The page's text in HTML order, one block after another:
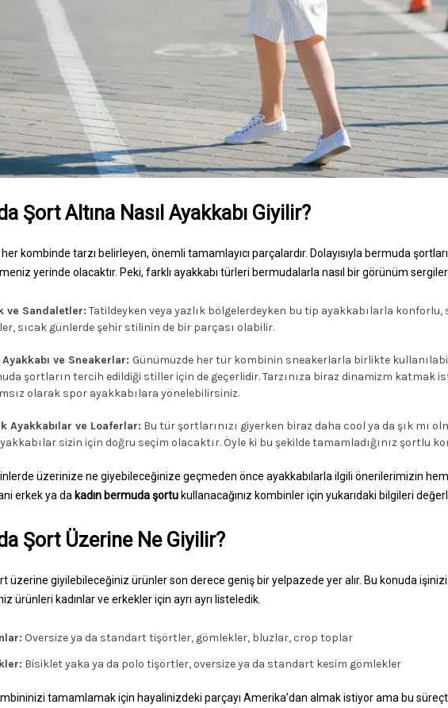
Şort Altına Nasıl Ayakkabı Giyilir?
her kombinde tarzı belirleyen, önemli tamamlayıcı parçalardır. Dolayısıyla bermuda
yerinde olacaktır. Peki, farklı ayakkabı türleri bermudalarla nasıl bir görünüm
ve Sandaletler: Tatildeyken veya yazlık bölgelerdeyken bu tip ayakkabılarla
sıcak günlerde şehir stilinin de bir parçası olabilir.
ve Sneakerlar: Günümüzde her tür kombinin sneakerlarla birlikte
şortların tercih edildiği stiller için de geçerlidir. Tarzınıza biraz dinamizm katmak
olarak spor ayakkabılara yönelebilirsiniz.
Ayakkabılar ve Loaferlar: Bu tür şortlarınızı giyerken biraz daha cool ya da şık mı
sizin için doğru seçim olacaktır. Öyle ki bu şekilde tamamladığınız şortlu
üzerinize ne giyebileceğinize geçmeden önce ayakkabılarla ilgili önerilerimizin
erkek ya da kadın bermuda şortu kullanacağınız kombinler için yukarıdaki bilgileri
Şort Üzerine Ne Giyilir?
üzerine giyilebileceğiniz ürünler son derece geniş bir yelpazede yer alır. Bu konuda
ürünleri kadınlar ve erkekler için ayrı ayrı listeledik.
Oversize ya da standart tişörtler, gömlekler, bluzlar, crop toplar
Bisiklet yaka ya da polo tişörtler, oversize ya da standart kesim gömlekler
tamamlamak için hayalinizdeki parçayı Amerika’dan almak istiyor ama bu